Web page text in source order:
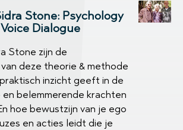
Stone: Psychology
Dialogue
Stone zijn de
deze theorie & methode
inzicht geeft in de
belemmerende krachten
hoe bewustzijn van je ego
en acties leidt die je